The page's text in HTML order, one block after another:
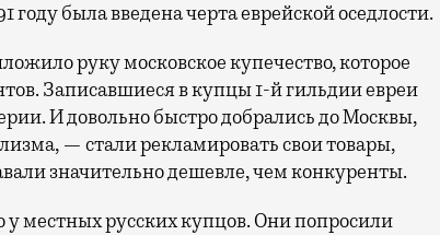
была введена черта еврейской оседлости.
руку московское купечество, которое
Записавшиеся в купцы 1-й гильдии евреи
И довольно быстро добрались до Москвы,
— стали рекламировать свои товары,
значительно дешевле, чем конкуренты.
у местных русских купцов. Они попросили